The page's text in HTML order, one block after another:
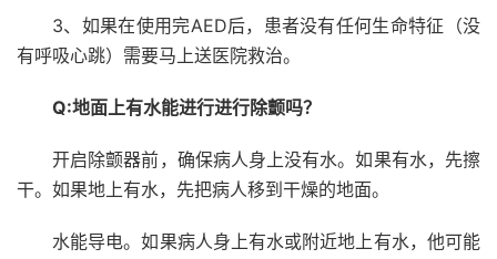
3、如果在使用完AED后，患者没有任何生命特征（没
有呼吸心跳）需要马上送医院救治。
Q:地面上有水能进行进行除颤吗？
开启除颤器前，确保病人身上没有水。如果有水，先擦
干。如果地上有水，先把病人移到干燥的地面。
水能导电。如果病人身上有水或附近地上有水，他可能